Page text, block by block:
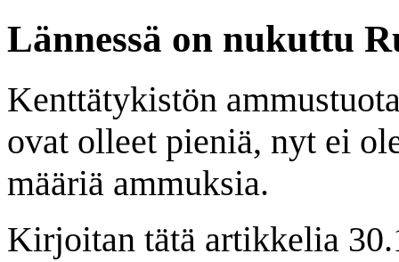
Lännessä on nukuttu
Kenttätykistön
ovat olleet pieniä, nyt ei
määriä ammuksia.
Kirjoitan tätä artikkelia